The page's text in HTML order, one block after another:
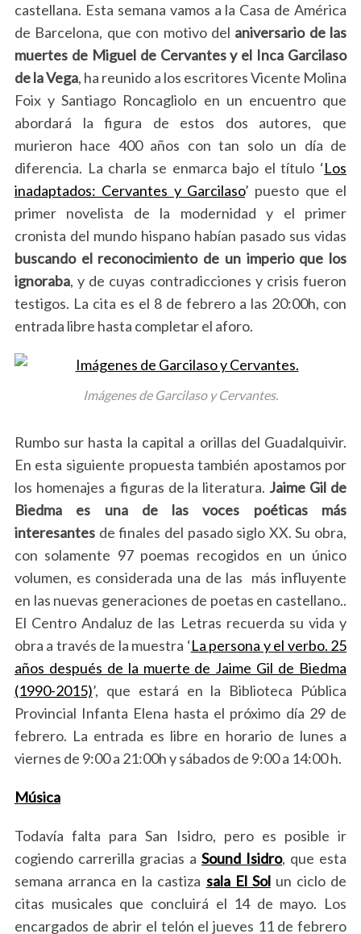
castellana. Esta semana vamos a la Casa de América
de Barcelona, que con motivo del aniversario de las
muertes de Miguel de Cervantes y el Inca Garcilaso
de la Vega, ha reunido a los escritores Vicente Molina
Foix y Santiago Roncagliolo en un encuentro que
abordará la figura de estos dos autores, que
murieron hace 400 años con tan solo un día de
diferencia. La charla se enmarca bajo el título ‘Los
inadaptados: Cervantes y Garcilaso’ puesto que el
primer novelista de la modernidad y el primer
cronista del mundo hispano habían pasado sus vidas
buscando el reconocimiento de un imperio que los
ignoraba, y de cuyas contradicciones y crisis fueron
testigos. La cita es el 8 de febrero a las 20:00h, con
entrada libre hasta completar el aforo.
Imágenes de Garcilaso y Cervantes.
Rumbo sur hasta la capital a orillas del Guadalquivir.
En esta siguiente propuesta también apostamos por
los homenajes a figuras de la literatura. Jaime Gil de
Biedma es una de las voces poéticas más
interesantesde finales del pasado siglo XX. Su obra,
con solamente 97 poemas recogidos en un único
volumen, es considerada una de las más influyente
en las nuevas generaciones de poetas en castellano..
El Centro Andaluz de las Letras recuerda su vida y
obra a través de la muestra ‘La persona y el verbo. 25
años después de la muerte de Jaime Gil de Biedma
(1990-2015)’, que estará en la Biblioteca Pública
Provincial Infanta Elena hasta el próximo día 29 de
febrero. La entrada es libre en horario de lunes a
viernes de 9:00 a 21:00h y sábados de 9:00 a 14:00 h.
Música
Todavía falta para San Isidro, pero es posible ir
cogiendo carrerilla gracias aSound Isidro, que esta
semana arranca en la castiza sala El Solun ciclo de
citas musicales que concluirá el 14 de mayo. Los
encargados de abrir el telón el jueves 11 de febrero